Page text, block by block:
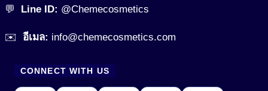
💬 Line ID: @Chemecosmetics
✉️ อีเมล: info@chemecosmetics.com
CONNECT WITH US